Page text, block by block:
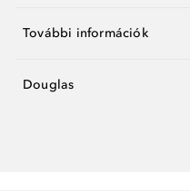
További információk
Douglas